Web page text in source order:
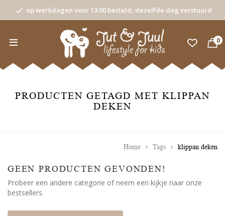
op werkdagen voor 13:00 besteld, dezelfde dag verstuurd
0
PRODUCTEN GETAGD MET KLIPPAN
DEKEN
Home Tags klippan deken
GEEN PRODUCTEN GEVONDEN!
Probeer een andere categorie of neem een kijkje naar onze
bestsellers.